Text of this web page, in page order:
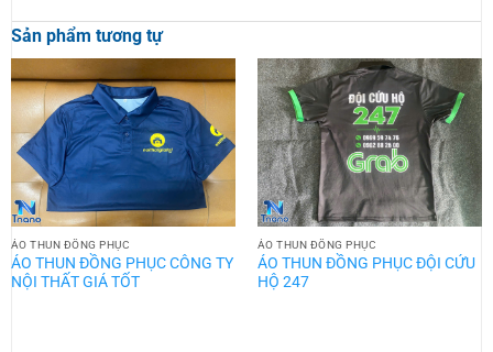
Sản phẩm tương tự
ÁO THUN ĐỒNG PHỤC
ÁO THUN ĐỒNG PHỤC CÔNG TY
NỘI THẤT GIÁ TỐT
ÁO THUN ĐỒNG PHỤC
ÁO THUN ĐỒNG PHỤC ĐỘI CỨU
HỘ 247